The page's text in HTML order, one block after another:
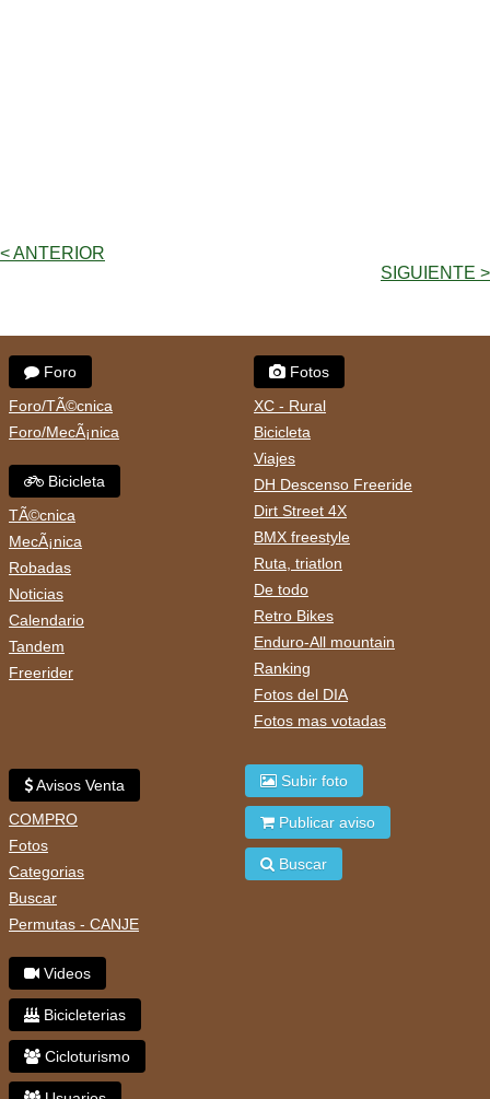
< ANTERIOR
SIGUIENTE >
Foro
Foro/TÃ©cnica
Foro/MecÃ¡nica
Bicicleta
TÃ©cnica
MecÃ¡nica
Robadas
Noticias
Calendario
Tandem
Freerider
Fotos
XC - Rural
Bicicleta
Viajes
DH Descenso Freeride
Dirt Street 4X
BMX freestyle
Ruta, triatlon
De todo
Retro Bikes
Enduro-All mountain
Ranking
Fotos del DIA
Fotos mas votadas
Avisos Venta
COMPRO
Fotos
Categorias
Buscar
Permutas - CANJE
Videos
Bicicleterias
Cicloturismo
Subir foto
Publicar aviso
Buscar